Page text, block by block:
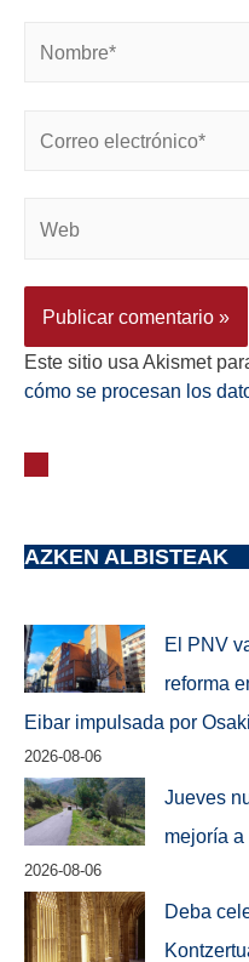
Este sitio usa Akismet
cómo se procesan los
AZKEN ALBISTEAK
El PNV
reforma
Eibar impulsada por
2026-08-06
Jueves
mejoría
2026-08-06
Deba